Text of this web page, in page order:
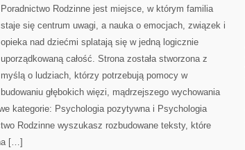
SEKSUALNE
Poradnictwo Rodzinne jest miejsce, w którym familia
staje się centrum uwagi, a nauka o emocjach, związek i
opieka nad dziećmi splatają się w jedną logicznie
uporządkowaną całość. Strona została stworzona z
myślą o ludziach, którzy potrzebują pomocy w
budowaniu głębokich więzi, mądrzejszego wychowania
kategorie: Psychologia pozytywna i Psychologia
Rodzinne wyszukasz rozbudowane teksty, które
[…]